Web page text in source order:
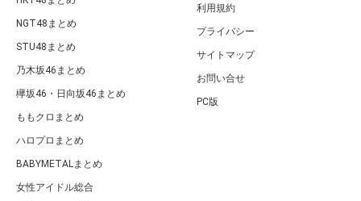
NGT48まとめ
STU48まとめ
乃木坂46まとめ
欅坂46・日向坂46まとめ
ももクロまとめ
ハロプロまとめ
BABYMETALまとめ
女性アイドル総合
利用規約
プライバシー
サイトマップ
お問い合せ
PC版